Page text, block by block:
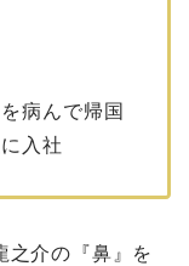
病んで帰国
入社
之介の『鼻』を